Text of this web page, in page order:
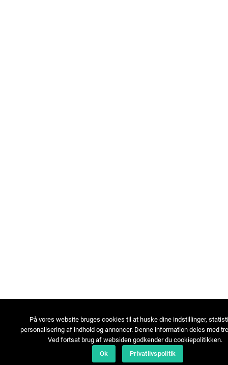
På vores website bruges cookies til at huske dine indstillinger,
personalisering af indhold og annoncer. Denne information deles med
Ved fortsat brug af websiden godkender du cookiepolitikken.
Ok
Privatlivspolitik